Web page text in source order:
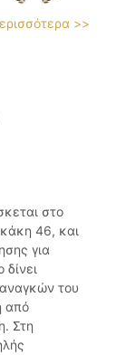
>>
στο
46, και
για
του
από
Στη